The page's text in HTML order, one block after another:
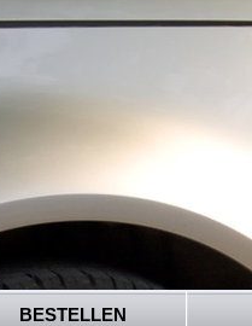
BESTELLEN